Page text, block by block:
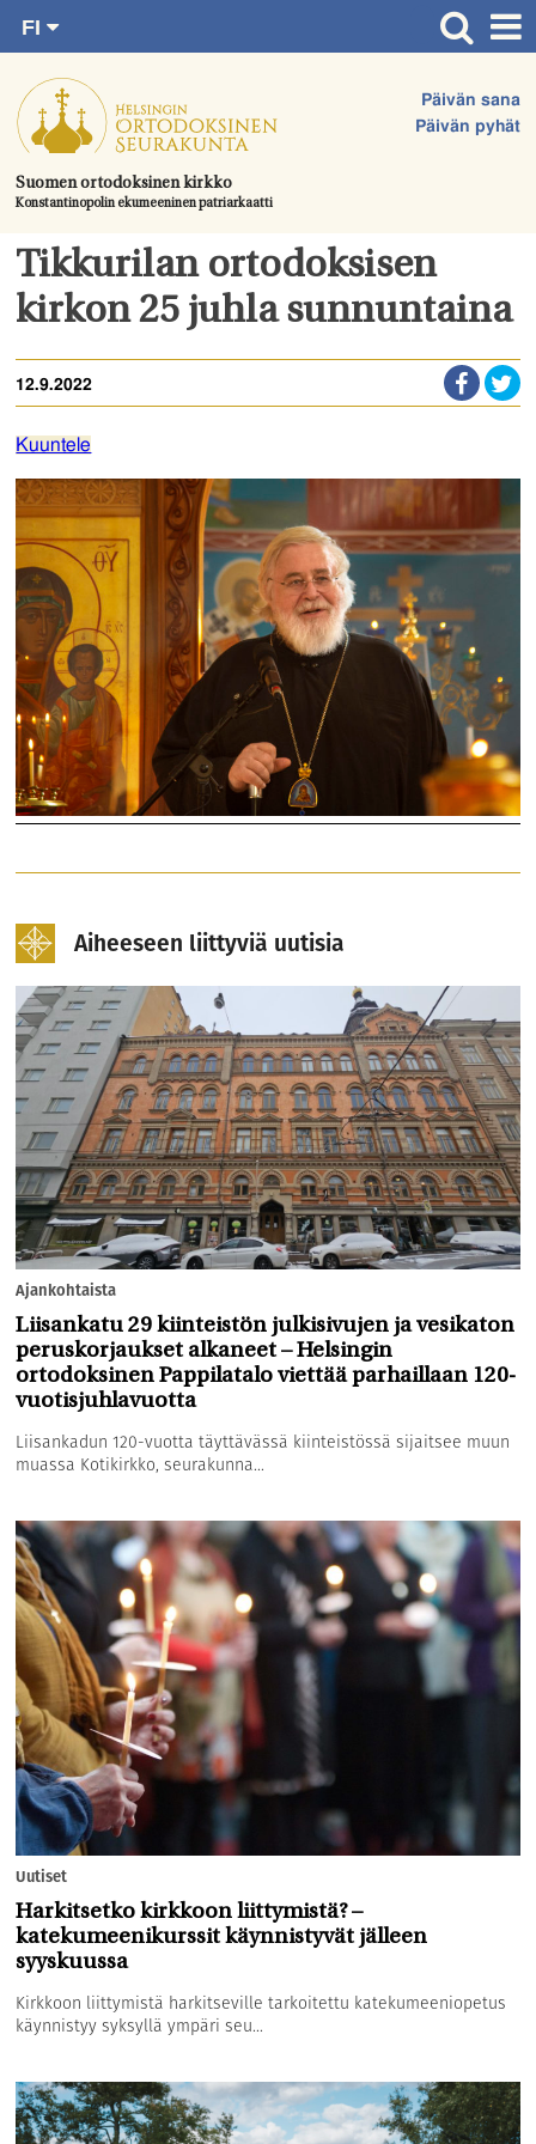
suoraan
sisältöön.
Suomen ortodoksinen kirkko
Konstantinopolin ekumeeninen patriarkaatti
Päivän sana
Päivän pyhät
FI
SV
EN
UA
Etusivu
Ajankohtaista
Juhlat & toimitukset
Kirkot
Apua & tukea
Hautausmaa
Yhteystiedot
Tikkurilan ortodoksisen
kirkon 25 juhla sunnuntaina
12.9.2022
Kuuntele
Aiheeseen liittyviä uutisia
Ajankohtaista
Liisankatu 29 kiinteistön julkisivujen ja vesikaton
peruskorjaukset alkaneet – Helsingin
ortodoksinen Pappilatalo viettää parhaillaan 120-
vuotisjuhlavuotta
Liisankadun 120-vuotta täyttävässä kiinteistössä sijaitsee muun
muassa Kotikirkko, seurakunna...
Uutiset
Harkitsetko kirkkoon liittymistä? –
katekumeenikurssit käynnistyvät jälleen
syyskuussa
Kirkkoon liittymistä harkitseville tarkoitettu katekumeeniopetus
käynnistyy syksyllä ympäri seu...